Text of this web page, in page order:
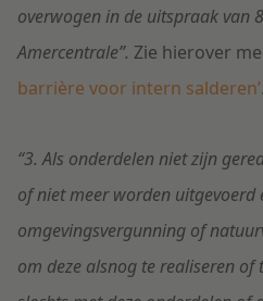
overwogen in de uitspraak van
Amercentrale”. Zie hierover
barrière voor intern salderen’.
“3. Als onderdelen niet zijn
of niet meer worden uitgevoerd
omgevingsvergunning of
om deze alsnog te realiseren of